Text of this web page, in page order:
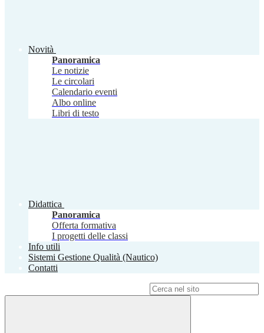
Novità
Panoramica
Le notizie
Le circolari
Calendario eventi
Albo online
Libri di testo
Didattica
Panoramica
Offerta formativa
I progetti delle classi
Info utili
Sistemi Gestione Qualità (Nautico)
Contatti